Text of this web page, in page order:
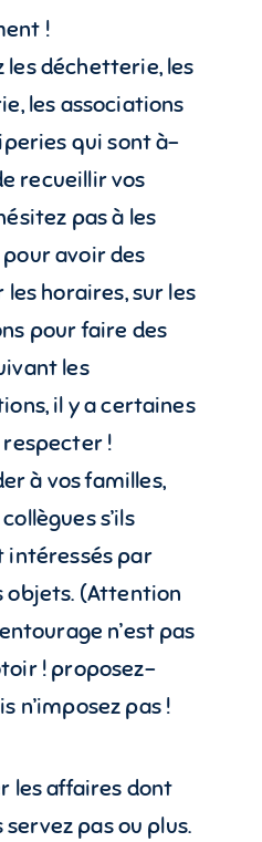
!
les déchetterie, les
les associations
qui sont à-
recueillir vos
pas à les
avoir des
les horaires, sur les
pour faire des
les
il y a certaines
respecter !
à vos familles,
s’ils
intéressés par
objets. (Attention
n’est pas
! proposez-
n’imposez pas !
les affaires dont
servez pas ou plus.